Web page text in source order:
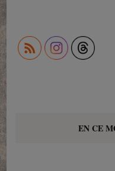
EN CE